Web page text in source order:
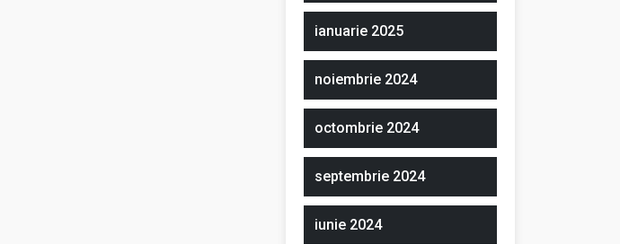
ianuarie 2025
noiembrie 2024
octombrie 2024
septembrie 2024
iunie 2024